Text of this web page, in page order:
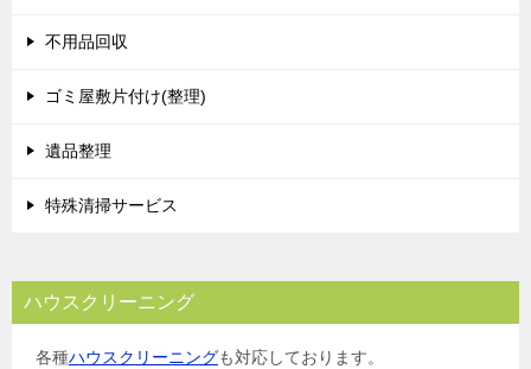
シ 不用品回収
ゴミ屋敷片付け(整理)
遺品整理
特殊清掃サービス
ハウスクリーニング
各種ハウスクリーニングも対応しております。